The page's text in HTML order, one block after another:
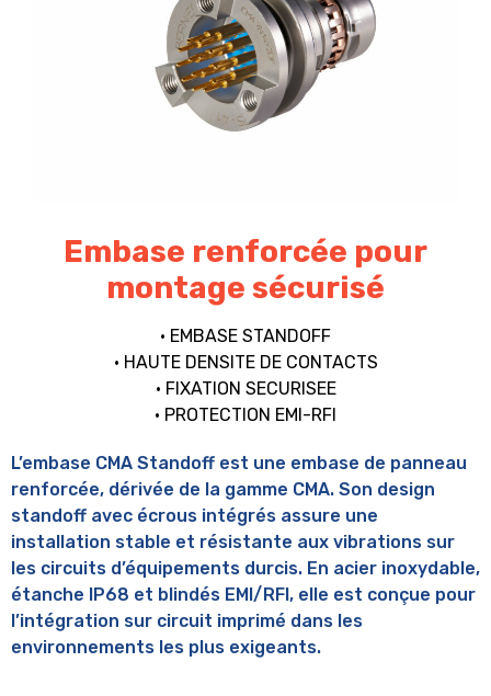
Embase renforcée pour
montage sécurisé
• EMBASE STANDOFF
• HAUTE DENSITE DE CONTACTS
• FIXATION SECURISEE
• PROTECTION EMI-RFI
L’embase CMA Standoff est une embase de panneau
renforcée, dérivée de la gamme CMA. Son design
standoff avec écrous intégrés assure une
installation stable et résistante aux vibrations sur
les circuits d’équipements durcis. En acier inoxydable,
étanche IP68 et blindés EMI/RFI, elle est conçue pour
l’intégration sur circuit imprimé dans les
environnements les plus exigeants.